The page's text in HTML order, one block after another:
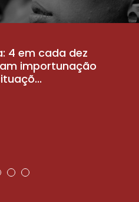
4 em cada dez
importunação